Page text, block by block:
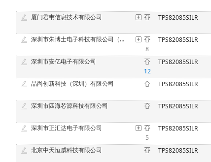
厦门君韦信息技术有限公司 TPS82085SILR
深圳市朱博士电子科技有限公司（原深圳市中意法电子科技有限公司）
8
TPS82085SILR
深圳市安亿电子有限公司
12
TPS82085SILR
品尚创新科技（深圳）有限公司 TPS82085SILR
深圳市四海芯源科技有限公司 TPS82085SILR
深圳市正汇达电子有限公司
5
TPS82085SILR
北京中天恒威科技有限公司 TPS82085SILR